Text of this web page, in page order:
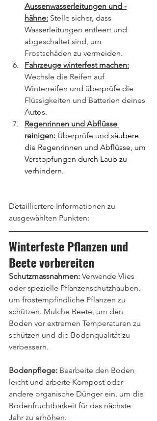
Aussenwasserleitungen und -
hähne: Stelle sicher, dass
Wasserleitungen entleert und
abgeschaltet sind, um
Frostschäden zu vermeiden.
Fahrzeuge winterfest machen:
Wechsle die Reifen auf
Winterreifen und überprüfe die
Flüssigkeiten und Batterien deines
Autos.
Regenrinnen und Abflüsse
reinigen: Überprüfe und säubere
die Regenrinnen und Abflüsse, um
Verstopfungen durch Laub zu
verhindern.
Detailliertere Informationen zu
ausgewählten Punkten:
Winterfeste Pflanzen und
Beete vorbereiten
Schutzmassnahmen: Verwende Vlies
oder spezielle Pflanzenschutzhauben,
um frostempfindliche Pflanzen zu
schützen. Mulche Beete, um den
Boden vor extremen Temperaturen zu
schützen und die Bodenqualität zu
verbessern.
Bodenpflege: Bearbeite den Boden
leicht und arbeite Kompost oder
andere organische Dünger ein, um die
Bodenfruchtbarkeit für das nächste
Jahr zu erhöhen.